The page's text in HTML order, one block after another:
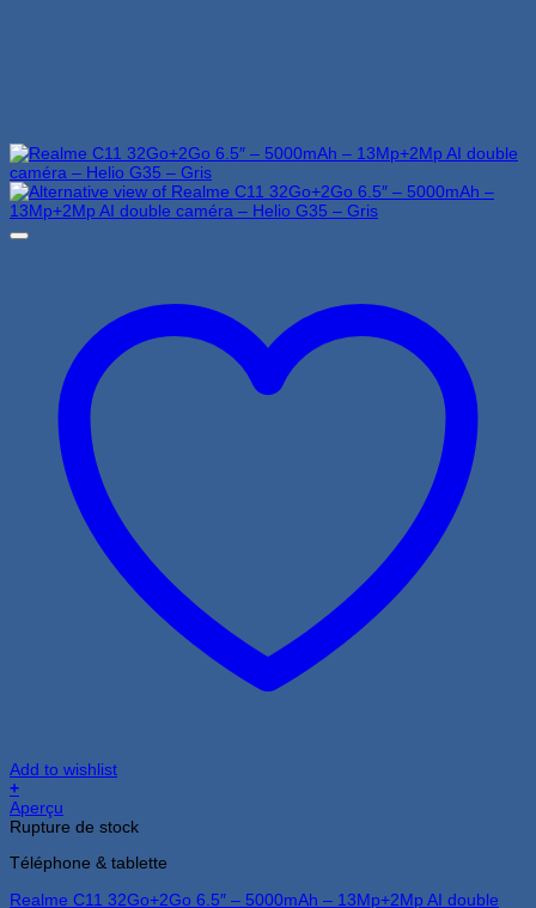
Add to wishlist
+
Aperçu
Rupture de stock
Téléphone & tablette
Realme C11 32Go+2Go 6.5″ – 5000mAh – 13Mp+2Mp AI double